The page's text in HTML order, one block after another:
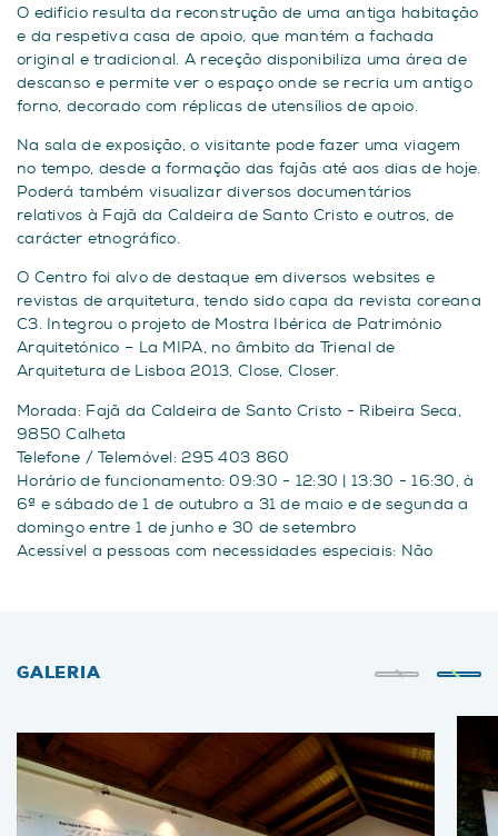
O edifício resulta da reconstrução de uma antiga habitação
e da respetiva casa de apoio, que mantém a fachada
original e tradicional. A receção disponibiliza uma área de
descanso e permite ver o espaço onde se recria um antigo
forno, decorado com réplicas de utensílios de apoio.
Na sala de exposição, o visitante pode fazer uma viagem
no tempo, desde a formação das fajãs até aos dias de hoje.
Poderá também visualizar diversos documentários
relativos à Fajã da Caldeira de Santo Cristo e outros, de
carácter etnográfico.
O Centro foi alvo de destaque em diversos websites e
revistas de arquitetura, tendo sido capa da revista coreana
C3. Integrou o projeto de Mostra Ibérica de Património
Arquitetónico – La MIPA, no âmbito da Trienal de
Arquitetura de Lisboa 2013, Close, Closer.
Morada: Fajã da Caldeira de Santo Cristo - Ribeira Seca,
9850 Calheta
Telefone / Telemóvel: 295 403 860
Horário de funcionamento: 09:30 - 12:30 | 13:30 - 16:30, à
6ª e sábado de 1 de outubro a 31 de maio e de segunda a
domingo entre 1 de junho e 30 de setembro
Acessível a pessoas com necessidades especiais: Não
GALERIA